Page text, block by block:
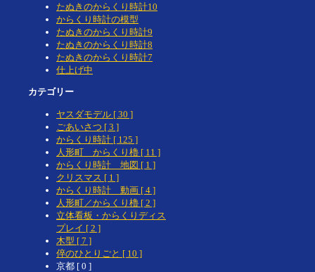
たぬきのからくり時計10
からくり時計の模型
たぬきのからくり時計9
たぬきのからくり時計8
たぬきのからくり時計7
仕上げ中
カテゴリー
ヤスダモデル [ 30 ]
ごあいさつ [ 3 ]
からくり時計 [ 125 ]
人形町 からくり櫓 [ 11 ]
からくり時計 地図 [ 1 ]
クリスマス [ 1 ]
からくり時計 動画 [ 4 ]
人形町／からくり櫓 [ 2 ]
立体看板・からくりディス
プレイ [ 2 ]
木型 [ 7 ]
倅のひとりごと [ 10 ]
京都 [ 0 ]